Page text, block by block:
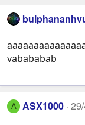
vabababab
A ASX1000